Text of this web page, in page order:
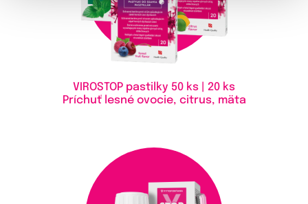
VIROSTOP pastilky 50 ks | 20 ks
Príchuť lesné ovocie, citrus, mäta